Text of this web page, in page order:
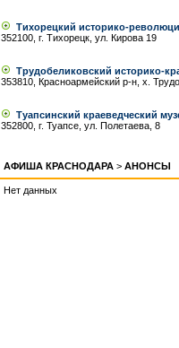
Тихорецкий историко-
352100, г. Тихорецк, ул. Кирова 19
Трудобеликовский историко-
353810, Красноармейский р-н, х.
Туапсинский краеведческий
352800, г. Туапсе, ул. Полетаева, 8
АФИША КРАСНОДАРА > АНОНСЫ
Нет данных